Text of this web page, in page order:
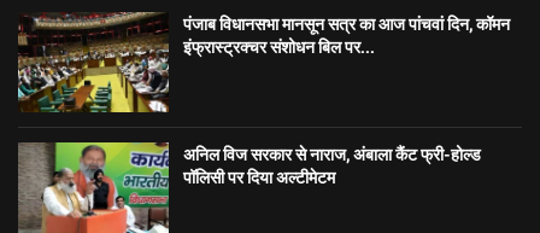
पंजाब विधानसभा मानसून सत्र का आज पांचवां दिन, कॉमन
इंफ्रास्ट्रक्चर संशोधन बिल पर...
अनिल विज सरकार से नाराज, अंबाला कैंट फ्री-होल्ड
पॉलिसी पर दिया अल्टीमेटम